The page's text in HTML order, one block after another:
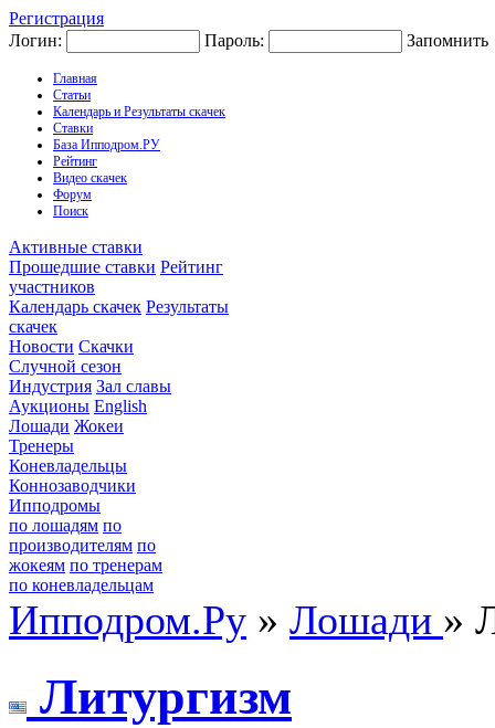
Регистрация
Логин:
Пароль: Запомнить
Главная
Статьи
Календарь и Результаты скачек
Ставки
База Ипподром.РУ
Рейтинг
Видео скачек
Форум
Поиск
Активные ставки
Прошедшие ставки Рейтинг
участников
Календарь скачек Результаты
скачек
Новости Скачки
Случной сезон
Индустрия Зал славы
Аукционы English
Лошади Жокеи
Тренеры
Коневладельцы
Коннозаводчики
Ипподромы
по лошадям по
производителям по
жокеям по тренерам
по коневладельцам
Ипподром.Ру » Лошади »
Литургизм